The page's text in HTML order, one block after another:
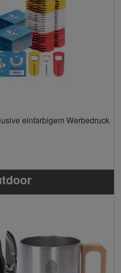
einfarbigem Werbedruck